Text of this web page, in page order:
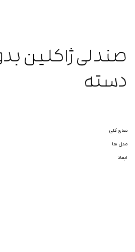
صندلی ژاکلین
دسته
نمای کلی
مدل ها
ابعاد